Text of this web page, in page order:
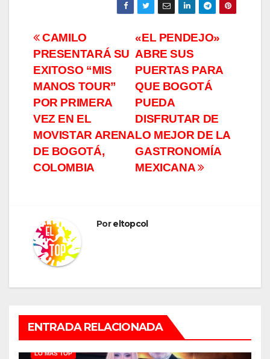
Navegación
de
entradas
«EL PENDEJO»
ABRE SUS
PUERTAS PARA
QUE BOGOTÁ
PUEDA
DISFRUTAR DE
LO MEJOR DE LA
GASTRONOMÍA
MEXICANA
CAMILO
PRESENTARÁ SU
EXITOSO “MIS
MANOS TOUR”
POR PRIMERA
VEZ EN EL
MOVISTAR ARENA
DE BOGOTÁ,
COLOMBIA
Poreltopcol
ENTRADA RELACIONADA
LO MÁS TOP